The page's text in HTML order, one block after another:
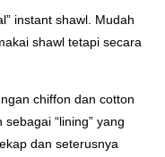
instant shawl. Mudah
shawl tetapi secara
chiffon dan cotton
“lining” yang
dan seterusnya